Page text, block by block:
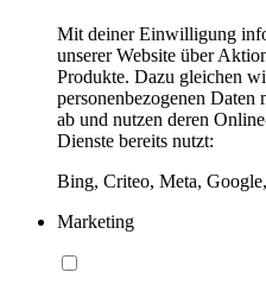
Mit deiner Einwilligung
unserer Website über
Produkte. Dazu gleichen
personenbezogenen
ab und nutzen deren
Dienste bereits nutzt:
Bing, Criteo, Meta,
Marketing